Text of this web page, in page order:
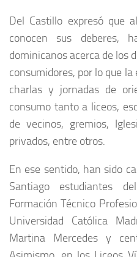
Del Castillo expresó que
conocen sus deberes,
dominicanos acerca de los
consumidores, por lo que
charlas y jornadas de
consumo tanto a liceos,
de vecinos, gremios,
privados, entre otros.
En ese sentido, han sido
Santiago estudiantes
Formación Técnico
Universidad Católica
Martina Mercedes y